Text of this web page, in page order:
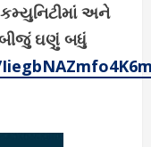
અને
બીજું ઘણું બધું